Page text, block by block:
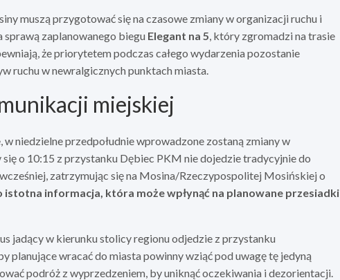
muszą przygotować się na czasowe zmiany w organizacji ruchu i
zaplanowanego biegu Elegant na 5, który zgromadzi na trasie
że priorytetem podczas całego wydarzenia pozostanie
ruchu w newralgicznych punktach miasta.
miejskiej
niedzielne przedpołudnie wprowadzone zostaną zmiany w
o 10:15 z przystanku Dębiec PKM nie dojedzie tradycyjnie do
zatrzymując się na Mosina/Rzeczypospolitej Mosińskiej o
informacja, która może wpłynąć na planowane przesiadki
jadący w kierunku stolicy regionu odjedzie z przystanku
wracać do miasta powinny wziąć pod uwagę tę jedyną
podróż z wyprzedzeniem, by uniknąć oczekiwania i dezorientacji.